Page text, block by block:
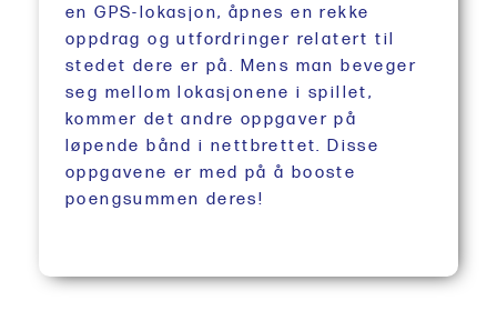
en GPS-lokasjon, åpnes en rekke
oppdrag og utfordringer relatert til
stedet dere er på. Mens man beveger
seg mellom lokasjonene i spillet,
kommer det andre oppgaver på
løpende bånd i nettbrettet. Disse
oppgavene er med på å booste
poengsummen deres!